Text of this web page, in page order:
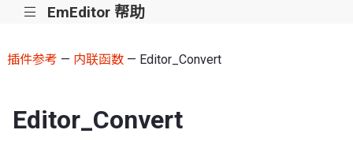
||| EmEditor 帮助
插件参考 — 内联函数— Editor_Convert
Editor_Convert